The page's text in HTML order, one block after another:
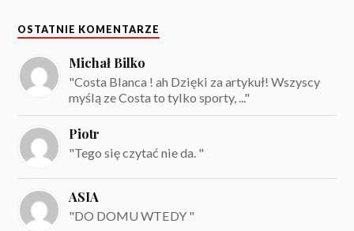
OSTATNIE KOMENTARZE
Michał Bilko
"Costa Blanca ! ah Dzięki za artykuł! Wszyscy
myślą ze Costa to tylko sporty, ..."
Piotr
"Tego się czytać nie da. "
ASIA
"DO DOMU WTEDY "